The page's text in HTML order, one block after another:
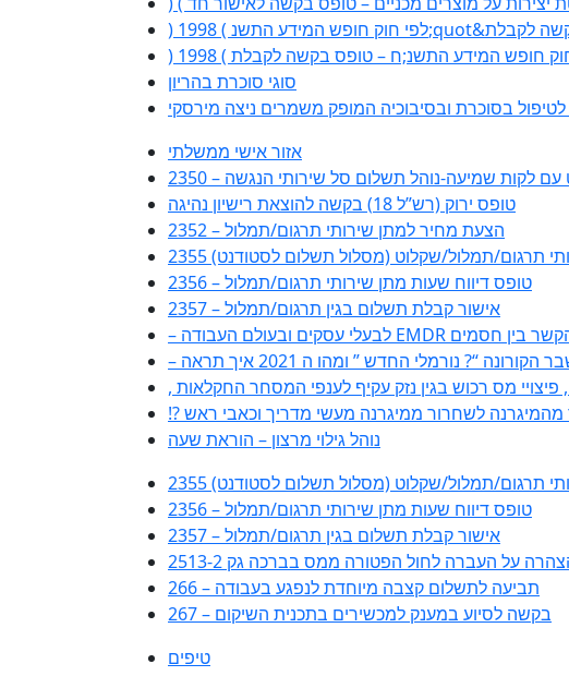
סוגי סוכרת בהריון
בסוכרת ובסיבוכיה המופק משמרים ניצה מירסקי
אזור אישי ממשלתי
עם לקות שמיעה-נוהל תשלום סל שירותי הנגשה
טופס ירוק (רש”ל 18) בקשה להוצאת רישיון נהיגה
2352 – הצעת מחיר למתן שירותי תרגום/תמלול
תרגום/תמלול/שקלוט (מסלול תשלום לסטודנט)
2356 – טופס דיווח שעות מתן שירותי תרגום/תמלול
2357 – אישור קבלת תשלום בגין תרגום/תמלול
הקורונה “? נורמלי החדש ” ומהו ה 2021 איך תראה
מהמיגרנה לשחרור ממיגרנה מעשי מדריך וכאבי ראש
נוהל גילוי מרצון – הוראת שעה
תרגום/תמלול/שקלוט (מסלול תשלום לסטודנט)
2356 – טופס דיווח שעות מתן שירותי תרגום/תמלול
2357 – אישור קבלת תשלום בגין תרגום/תמלול
266 – תביעה לתשלום קצבה מיוחדת לנפגע בעבודה
267 – בקשה לסיוע במענק למכשירים בתכנית השיקום
טיפים